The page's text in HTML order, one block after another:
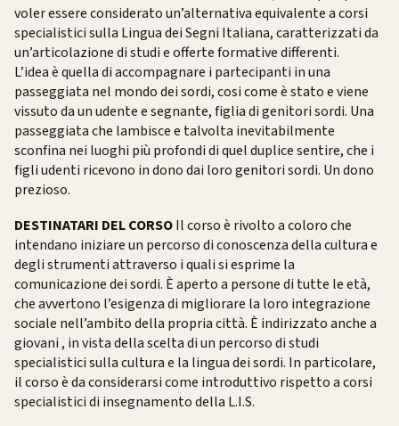
voler essere considerato un’alternativa equivalente a corsi
specialistici sulla Lingua dei Segni Italiana, caratterizzati da
un’articolazione di studi e offerte formative differenti.
L’idea è quella di accompagnare i partecipanti in una
passeggiata nel mondo dei sordi, cosi come è stato e viene
vissuto da un udente e segnante, figlia di genitori sordi. Una
passeggiata che lambisce e talvolta inevitabilmente
sconfina nei luoghi più profondi di quel duplice sentire, che i
figli udenti ricevono in dono dai loro genitori sordi. Un dono
prezioso.
DESTINATARI DEL CORSOIl corso è rivolto a coloro che
intendano iniziare un percorso di conoscenza della cultura e
degli strumenti attraverso i quali si esprime la
comunicazione dei sordi. È aperto a persone di tutte le età,
che avvertono l’esigenza di migliorare la loro integrazione
sociale nell’ambito della propria città. È indirizzato anche a
giovani , in vista della scelta di un percorso di studi
specialistici sulla cultura e la lingua dei sordi. In particolare,
il corso è da considerarsi come introduttivo rispetto a corsi
specialistici di insegnamento della L.I.S.